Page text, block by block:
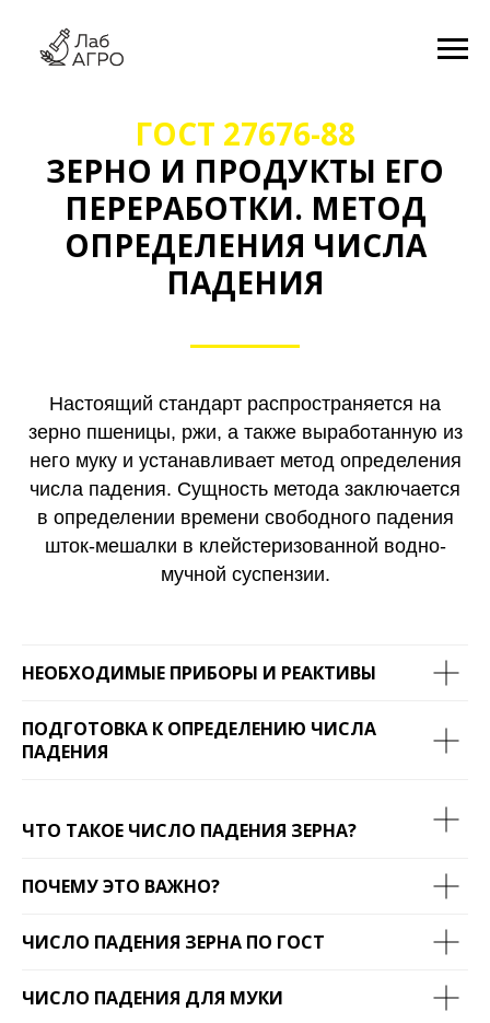
ГОСТ 27676-88
ЗЕРНО И ПРОДУКТЫ ЕГО
ПЕРЕРАБОТКИ. МЕТОД
ОПРЕДЕЛЕНИЯ ЧИСЛА
ПАДЕНИЯ
Настоящий стандарт распространяется на
зерно пшеницы, ржи, а также выработанную из
него муку и устанавливает метод определения
числа падения. Сущность метода заключается
в определении времени свободного падения
шток-мешалки в клейстеризованной водно-
мучной суспензии.
НЕОБХОДИМЫЕ ПРИБОРЫ И РЕАКТИВЫ
ПОДГОТОВКА К ОПРЕДЕЛЕНИЮ ЧИСЛА
ПАДЕНИЯ
ЧТО ТАКОЕ ЧИСЛО ПАДЕНИЯ ЗЕРНА?
ПОЧЕМУ ЭТО ВАЖНО?
ЧИСЛО ПАДЕНИЯ ЗЕРНА ПО ГОСТ
ЧИСЛО ПАДЕНИЯ ДЛЯ МУКИ